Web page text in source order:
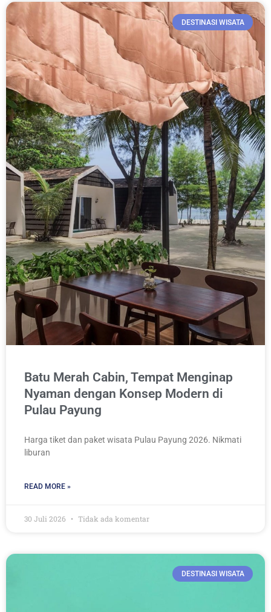
DESTINASI WISATA
Batu Merah Cabin, Tempat Menginap
Nyaman dengan Konsep Modern di
Pulau Payung
Harga tiket dan paket wisata Pulau Payung 2026. Nikmati
liburan
READ MORE »
30 Juli 2026 Tidak ada komentar
DESTINASI WISATA